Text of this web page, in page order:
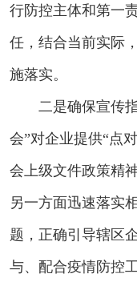
行防控主体和第一
任，结合当前实际
施落实。
二是确保宣传指
会”对企业提供“点
会上级文件政策精
另一方面迅速落实
题，正确引导辖区
与、配合疫情防控工